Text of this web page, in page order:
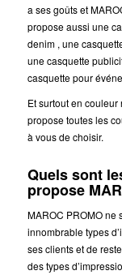
a ses goûts et
propose aussi une
denim , une
une casquette
casquette pour
Et surtout en couleur
propose toutes les
à vous de choisir.
Quels sont
propose
MAROC PROMO ne
innombrable types
ses clients et de
des types